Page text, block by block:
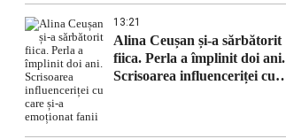
13:21
Alina Ceușan și-a sărbătorit
fiica. Perla a împlinit doi ani.
Scrisoarea influenceriței cu